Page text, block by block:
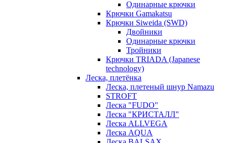
Одинарные крючки
Крючки Gamakatsu
Крючки Siweida (SWD)
Двойники
Одинарные крючки
Тройники
Крючки TRIADA (Japanese
technology)
Леска, плетёнка
Леска, плетеный шнур Namazu
STROFT
Леска "FUDO"
Леска "КРИСТАЛЛ"
Леска ALLVEGA
Леска AQUA